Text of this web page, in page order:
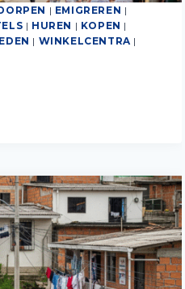
| EMIGREREN |
| HUREN | KOPEN |
| WINKELCENTRA |